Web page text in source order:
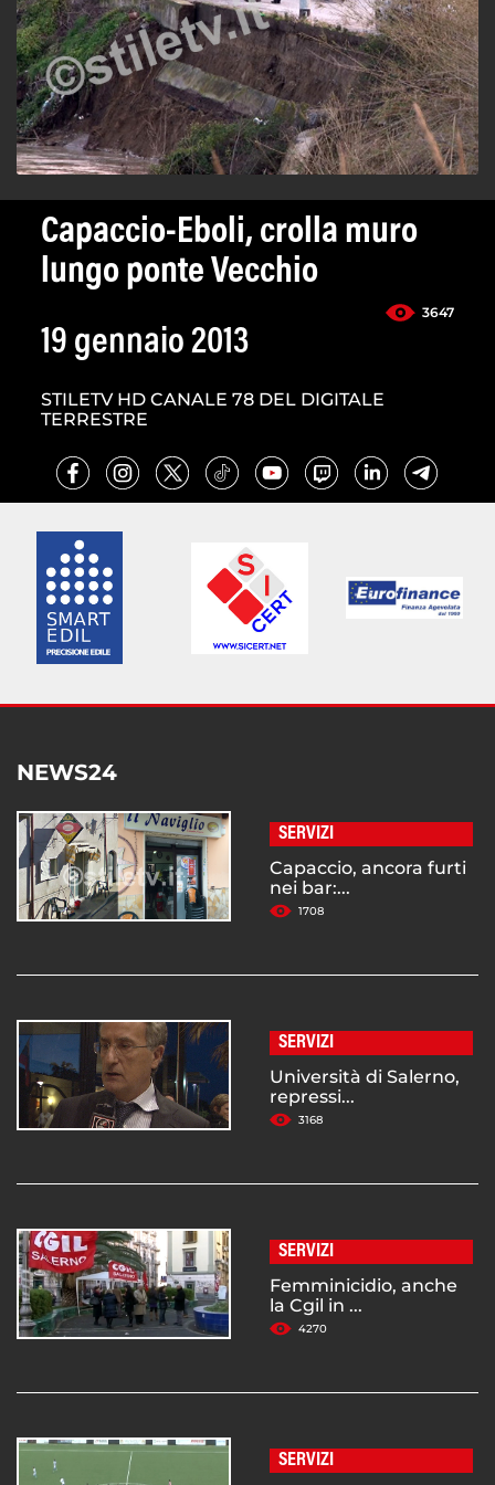
Capaccio-Eboli, crolla muro
lungo ponte Vecchio
3647
19 gennaio 2013
STILETV HD CANALE 78 DEL DIGITALE
TERRESTRE
NEWS24
SERVIZI
Capaccio, ancora furti
nei bar:...
1708
SERVIZI
Università di Salerno,
repressi...
3168
SERVIZI
Femminicidio, anche
la Cgil in ...
4270
SERVIZI